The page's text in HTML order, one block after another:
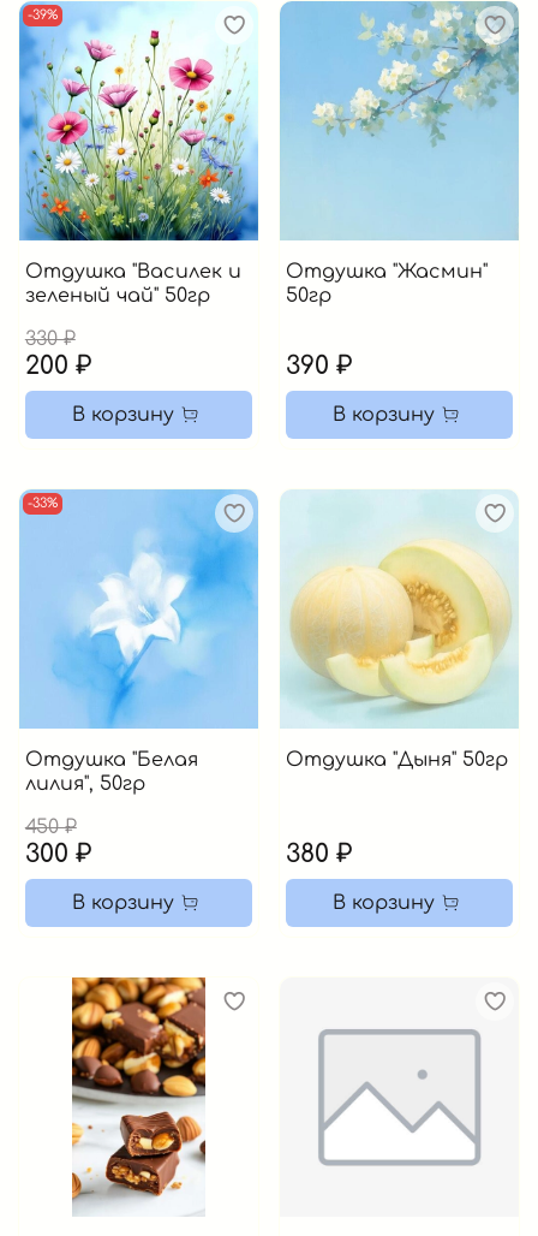
-39%
Отдушка "Василек и
зеленый чай" 50гр
330 ₽
200 ₽
В корзину
Отдушка "Жасмин"
50гр
390 ₽
В корзину
-33%
Отдушка "Белая
лилия", 50гр
450 ₽
300 ₽
В корзину
Отдушка "Дыня" 50гр
380 ₽
В корзину